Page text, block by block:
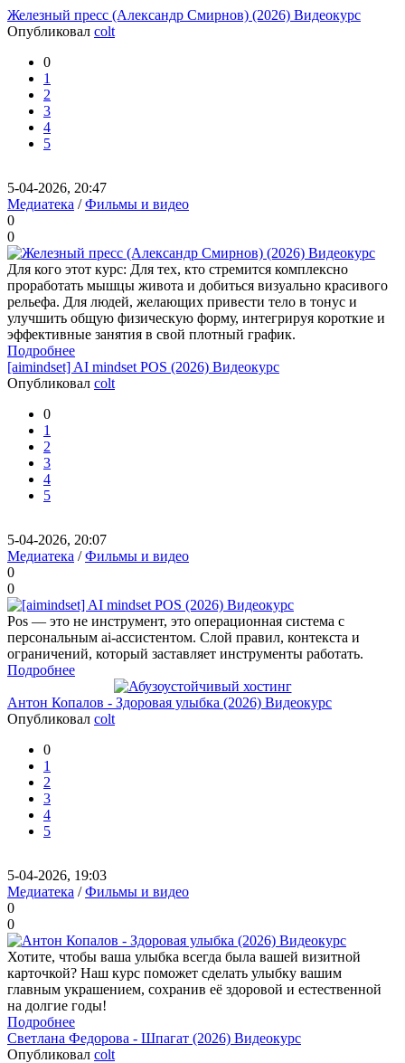
Железный пресс (Александр Смирнов) (2026) Видеокурс
Опубликовал colt
0
1
2
3
4
5
5-04-2026, 20:47
Медиатека /Фильмы и видео
0
0
Для кого этот курс: Для тех, кто стремится комплексно
проработать мышцы живота и добиться визуально красивого
рельефа. Для людей, желающих привести тело в тонус и
улучшить общую физическую форму, интегрируя короткие и
эффективные занятия в свой плотный график.
Подробнее
[aimindset] AI mindset POS (2026) Видеокурс
Опубликовал colt
0
1
2
3
4
5
5-04-2026, 20:07
Медиатека /Фильмы и видео
0
0
Pos — это не инструмент, это операционная система с
персональным ai-ассистентом. Слой правил, контекста и
ограничений, который заставляет инструменты работать.
Подробнее
Антон Копалов - Здоровая улыбка (2026) Видеокурс
Опубликовал colt
0
1
2
3
4
5
5-04-2026, 19:03
Медиатека /Фильмы и видео
0
0
Хотите, чтобы ваша улыбка всегда была вашей визитной
карточкой? Наш курс поможет сделать улыбку вашим
главным украшением, сохранив её здоровой и естественной
на долгие годы!
Подробнее
Светлана Федорова - Шпагат (2026) Видеокурс
Опубликовал colt